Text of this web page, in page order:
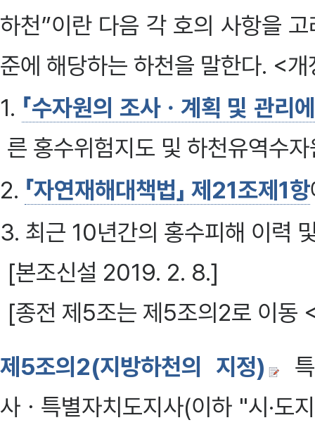
하천”이란 다음 각 호의 사항을
준에 해당하는 하천을 말한다. <
1. 「수자원의 조사ㆍ계획 및 관리
른 홍수위험지도 및 하천유역수
2. 「자연재해대책법」 제21조제1항
3. 최근 10년간의 홍수피해 이력
[본조신설 2019. 2. 8.]
[종전 제5조는 제5조의2로 이
제5조의2(지방하천의 지정)
사ㆍ특별자치도지사(이하 "시·도